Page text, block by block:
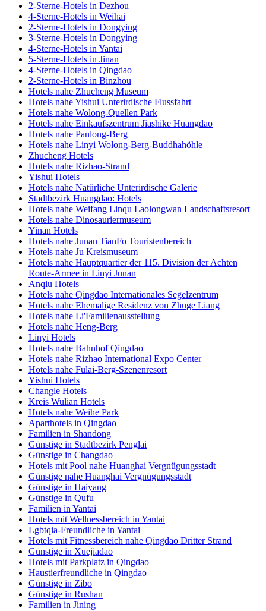
2-Sterne-Hotels in Dezhou
4-Sterne-Hotels in Weihai
2-Sterne-Hotels in Dongying
3-Sterne-Hotels in Dongying
4-Sterne-Hotels in Yantai
5-Sterne-Hotels in Jinan
4-Sterne-Hotels in Qingdao
2-Sterne-Hotels in Binzhou
Hotels nahe Zhucheng Museum
Hotels nahe Yishui Unterirdische Flussfahrt
Hotels nahe Wolong-Quellen Park
Hotels nahe Einkaufszentrum Jiashike Huangdao
Hotels nahe Panlong-Berg
Hotels nahe Linyi Wolong-Berg-Buddhahöhle
Zhucheng Hotels
Hotels nahe Rizhao-Strand
Yishui Hotels
Hotels nahe Natürliche Unterirdische Galerie
Stadtbezirk Huangdao: Hotels
Hotels nahe Weifang Linqu Laolongwan Landschaftsresort
Hotels nahe Dinosauriermuseum
Yinan Hotels
Hotels nahe Junan TianFo Touristenbereich
Hotels nahe Ju Kreismuseum
Hotels nahe Hauptquartier der 115. Division der Achten
Route-Armee in Linyi Junan
Anqiu Hotels
Hotels nahe Qingdao Internationales Segelzentrum
Hotels nahe Ehemalige Residenz von Zhuge Liang
Hotels nahe Li'Familienausstellung
Hotels nahe Heng-Berg
Linyi Hotels
Hotels nahe Bahnhof Qingdao
Hotels nahe Rizhao International Expo Center
Hotels nahe Fulai-Berg-Szenenresort
Yishui Hotels
Changle Hotels
Kreis Wulian Hotels
Hotels nahe Weihe Park
Aparthotels in Qingdao
Familien in Shandong
Günstige in Stadtbezirk Penglai
Günstige in Changdao
Hotels mit Pool nahe Huanghai Vergnügungsstadt
Günstige nahe Huanghai Vergnügungsstadt
Günstige in Haiyang
Günstige in Qufu
Familien in Yantai
Hotels mit Wellnessbereich in Yantai
Lgbtqia-Freundliche in Yantai
Hotels mit Fitnessbereich nahe Qingdao Dritter Strand
Günstige in Xuejiadao
Hotels mit Parkplatz in Qingdao
Haustierfreundliche in Qingdao
Günstige in Zibo
Günstige in Rushan
Familien in Jining